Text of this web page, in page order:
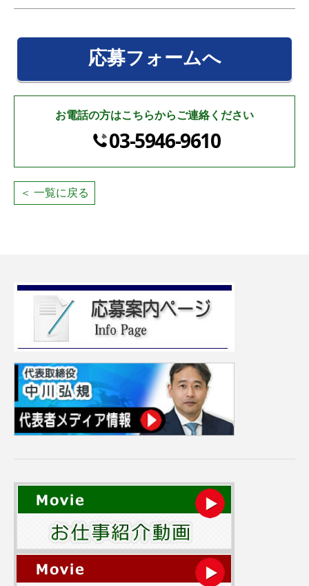
応募フォームへ
お電話の方はこちらからご連絡ください
03-5946-9610
＜ 一覧に戻る